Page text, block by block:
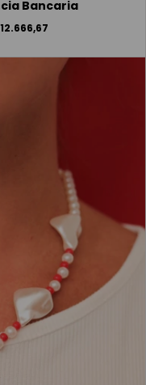
Bancaria